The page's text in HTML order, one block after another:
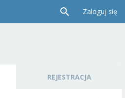
Zaloguj się
REJESTRACJA